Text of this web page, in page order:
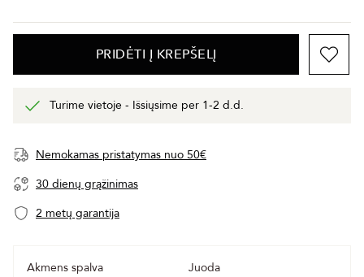
PRIDĖTI Į KREPŠELĮ
Turime vietoje - Išsiųsime per 1-2 d.d.
Nemokamas pristatymas nuo 50€
30 dienų grąžinimas
2 metų garantija
Akmens spalva
Juoda